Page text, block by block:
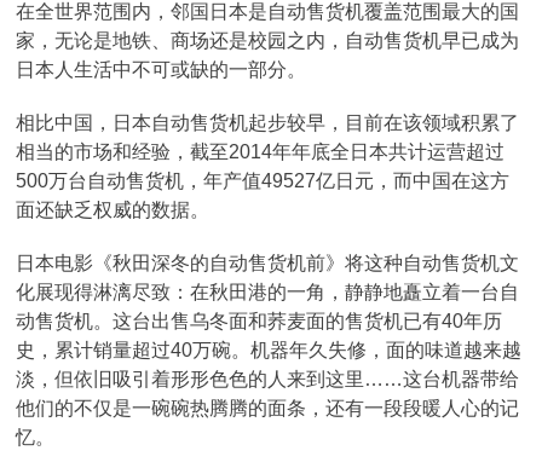
在全世界范围内，邻国日本是自动售货机覆盖范围最大的国
家，无论是地铁、商场还是校园之内，自动售货机早已成为
日本人生活中不可或缺的一部分。
相比中国，日本自动售货机起步较早，目前在该领域积累了
相当的市场和经验，截至2014年年底全日本共计运营超过
500万台自动售货机，年产值49527亿日元，而中国在这方
面还缺乏权威的数据。
日本电影《秋田深冬的自动售货机前》将这种自动售货机文
化展现得淋漓尽致：在秋田港的一角，静静地矗立着一台自
动售货机。这台出售乌冬面和荞麦面的售货机已有40年历
史，累计销量超过40万碗。机器年久失修，面的味道越来越
淡，但依旧吸引着形形色色的人来到这里……这台机器带给
他们的不仅是一碗碗热腾腾的面条，还有一段段暖人心的记
忆。